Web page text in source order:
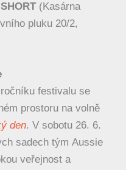
(Kasárna
pluku 20/2,
festivalu se
prostoru na volně
den. V sobotu 26. 6.
sadech tým Aussie
veřejnost a